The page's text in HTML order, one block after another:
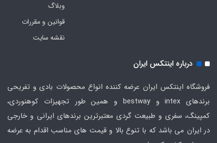
وبلاگ
قوانین و مقررات
نقشه سایت
درباره اینتکس ایران
فروشگاه اینتکس ایران عرضه کننده انواع محصولات بادی و تفریحی
برندهای intex و bestway و همین طور تجهیزات کوهنوردی،
کمپینگ، سفری و طبیعت گردی معتبرترین برندهای ایرانی و خارجی
در ایران می باشد که با تنوع بالا و قیمت های مناسب اقدام به عرضه